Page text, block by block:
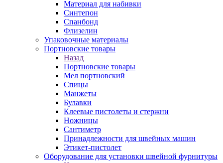
Материал для набивки
Синтепон
Спанбонд
Флизелин
Упаковочные материалы
Портновские товары
Назад
Портновские товары
Мел портновский
Спицы
Манжеты
Булавки
Клеевые пистолеты и стержни
Ножницы
Сантиметр
Принадлежности для швейных машин
Этикет-пистолет
Оборудование для установки швейной фурнитуры